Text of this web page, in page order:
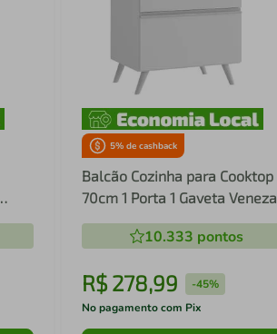
5% de cashback
Balcão Cozinha para Cooktop
70cm 1 Porta 1 Gaveta Veneza
Multimóveis V3706
10.333 pontos
R$ 278,99 -45%
No pagamento com Pix